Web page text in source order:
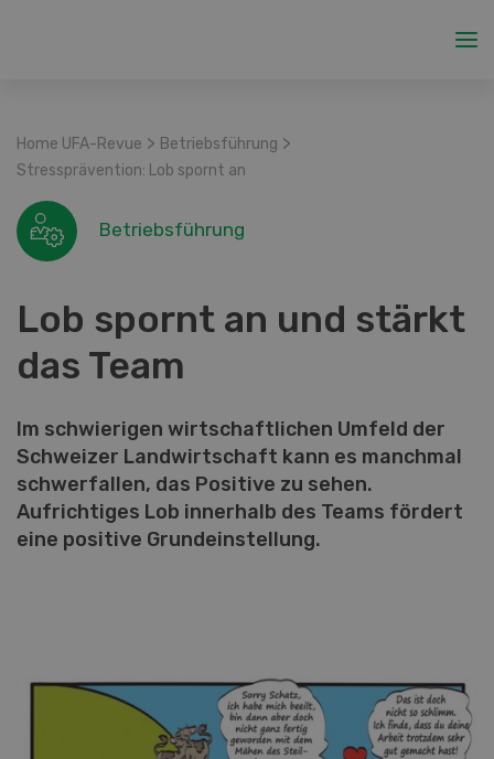
Home UFA-Revue > Betriebsführung >
Stressprävention: Lob spornt an
Betriebsführung
Lob spornt an und stärkt
das Team
Im schwierigen wirtschaftlichen Umfeld der
Schweizer Landwirtschaft kann es manchmal
schwerfallen, das Positive zu sehen.
Aufrichtiges Lob innerhalb des Teams fördert
eine positive Grundeinstellung.